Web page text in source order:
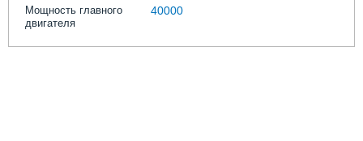
Мощность главного
двигателя
40000